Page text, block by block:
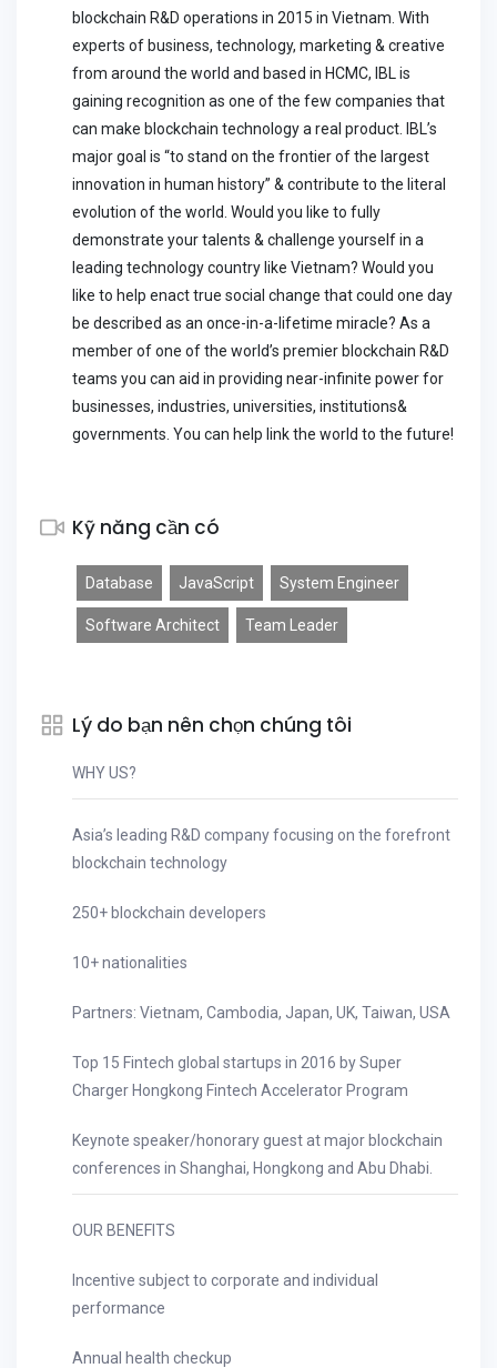
blockchain R&D operations in 2015 in Vietnam. With
experts of business, technology, marketing & creative
from around the world and based in HCMC, IBL is
gaining recognition as one of the few companies that
can make blockchain technology a real product. IBL’s
major goal is “to stand on the frontier of the largest
innovation in human history” & contribute to the literal
evolution of the world. Would you like to fully
demonstrate your talents & challenge yourself in a
leading technology country like Vietnam? Would you
like to help enact true social change that could one day
be described as an once-in-a-lifetime miracle? As a
member of one of the world’s premier blockchain R&D
teams you can aid in providing near-infinite power for
businesses, industries, universities, institutions&
governments. You can help link the world to the future!
Kỹ năng cần có
Database JavaScript System Engineer
Software Architect Team Leader
Lý do bạn nên chọn chúng tôi
WHY US?
Asia’s leading R&D company focusing on the forefront
blockchain technology
250+ blockchain developers
10+ nationalities
Partners: Vietnam, Cambodia, Japan, UK, Taiwan, USA
Top 15 Fintech global startups in 2016 by Super
Charger Hongkong Fintech Accelerator Program
Keynote speaker/honorary guest at major blockchain
conferences in Shanghai, Hongkong and Abu Dhabi.
OUR BENEFITS
Incentive subject to corporate and individual
performance
Annual health checkup